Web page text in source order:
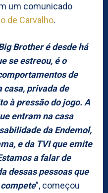
um comunicado
de Carvalho.
Brother é desde há
se estreou, é o
de
casa, privada de
à pressão do jogo. A
entram na casa
da Endemol,
e da TVI que emite
a falar de
dessas pessoas que
”, começou